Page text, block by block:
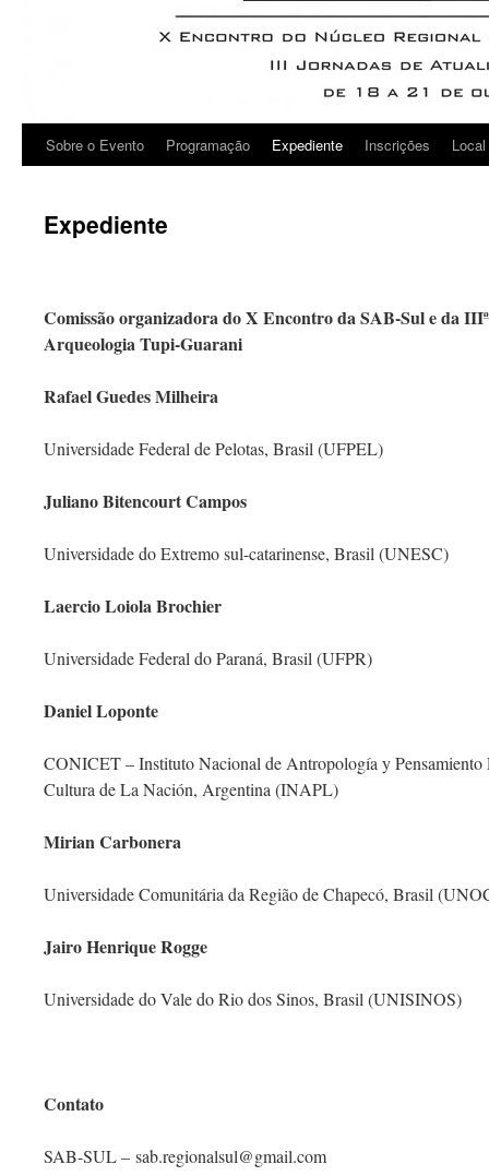
Sobre o Evento Programação Expediente Inscrições
Expediente
Comissão organizadora do X Encontro da SAB-Sul e da
Arqueologia Tupi-Guarani
Rafael Guedes Milheira
Universidade Federal de Pelotas, Brasil (UFPEL)
Juliano Bitencourt Campos
Universidade do Extremo sul-catarinense, Brasil (UNESC)
Laercio Loiola Brochier
Universidade Federal do Paraná, Brasil (UFPR)
Daniel Loponte
CONICET – Instituto Nacional de Antropología y
Cultura de La Nación, Argentina (INAPL)
Mirian Carbonera
Universidade Comunitária da Região de Chapecó, Brasil
Jairo Henrique Rogge
Universidade do Vale do Rio dos Sinos, Brasil (UNISINOS)
Contato
SAB-SUL – sab.regionalsul@gmail.com